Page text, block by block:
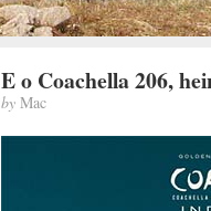
E o Coachella 206,
byMac